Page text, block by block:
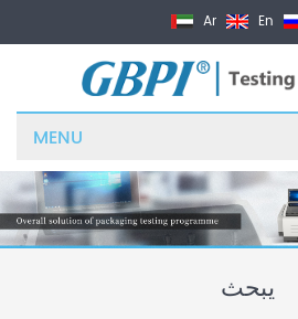
Ar En
MENU
يبحث